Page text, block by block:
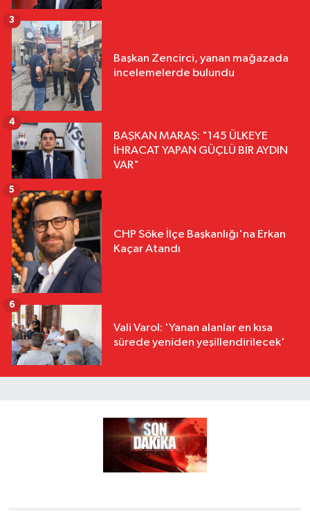
Başkan Zencirci, yanan mağazada
incelemelerde bulundu
3
BAŞKAN MARAŞ: "145 ÜLKEYE
İHRACAT YAPAN GÜÇLÜ BİR AYDIN
VAR"
4
CHP Söke İlçe Başkanlığı'na Erkan
Kaçar Atandı
5
Vali Varol: 'Yanan alanlar en kısa
sürede yeniden yeşillendirilecek'
6